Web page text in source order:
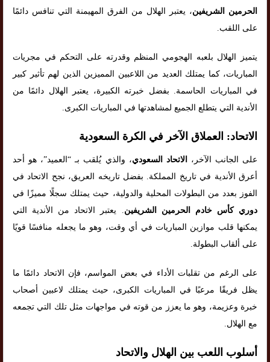
الحرمين الشريفين، يعتبر الهلال من الفرق المهيمنة التي تنافس دائمًا
على اللقب.
يتميز الهلال بلعبه الهجومي المنظم وقدرته على التحكم في مجريات
المباريات، كما يمتلك العديد من اللاعبين المميزين الذين لهم تأثير كبير
في المباريات الحاسمة. بفضل خبرته الكبيرة، يعتبر الهلال دائمًا من
الأندية التي يتطلع الجميع لمشاهدتها في المباريات الكبرى.
الاتحاد: العملاق الآخر في الكرة السعودية
على الجانب الآخر، الاتحاد السعودي، والذي يُلقب بـ “العميد”، هو أحد
أعرق الأندية في تاريخ المملكة. بفضل تاريخه العريق، نجح الاتحاد في
الفوز بعدد من البطولات المحلية والدولية، حيث يمتلك سجلًا مميزًا في
دوري كأس خادم الحرمين الشريفين. يعتبر الاتحاد من الأندية التي
يمكنها قلب موازين المباريات في أي وقت، وهو ما يجعله منافسًا قويًا
على ألقاب البطولة.
على الرغم من تقلبات الأداء في بعض المواسم، فإن الاتحاد دائمًا ما
يظل فريقًا مرعبًا في المباريات الكبرى، حيث يمتلك لاعبين أصحاب
خبرة وعزيمة، وهو ما يعزز من قوته في مواجهات مثل تلك التي تجمعه
مع الهلال.
أسلوب اللعب بين الهلال والاتحاد